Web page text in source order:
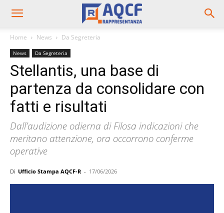
Home News Da Segreteria
News Da Segreteria
Stellantis, una base di
partenza da consolidare con
fatti e risultati
Dall’audizione odierna di Filosa indicazioni che
meritano attenzione, ora occorrono conferme
operative
Di Ufficio Stampa AQCF-R - 17/06/2026